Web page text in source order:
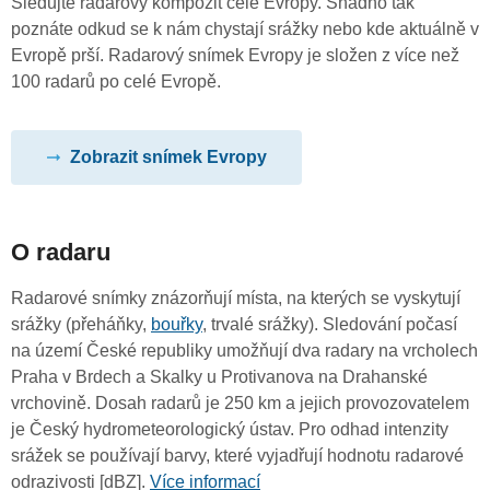
poznáte odkud se k nám chystají srážky nebo kde aktuálně v
Evropě prší. Radarový snímek Evropy je složen z více než
100 radarů po celé Evropě.
Zobrazit snímek Evropy
O radaru
Radarové snímky znázorňují místa, na kterých se vyskytují
srážky (přeháňky, bouřky, trvalé srážky). Sledování počasí
na území České republiky umožňují dva radary na vrcholech
Praha v Brdech a Skalky u Protivanova na Drahanské
vrchovině. Dosah radarů je 250 km a jejich provozovatelem
je Český hydrometeorologický ústav. Pro odhad intenzity
srážek se používají barvy, které vyjadřují hodnotu radarové
odrazivosti [dBZ]. Více informací